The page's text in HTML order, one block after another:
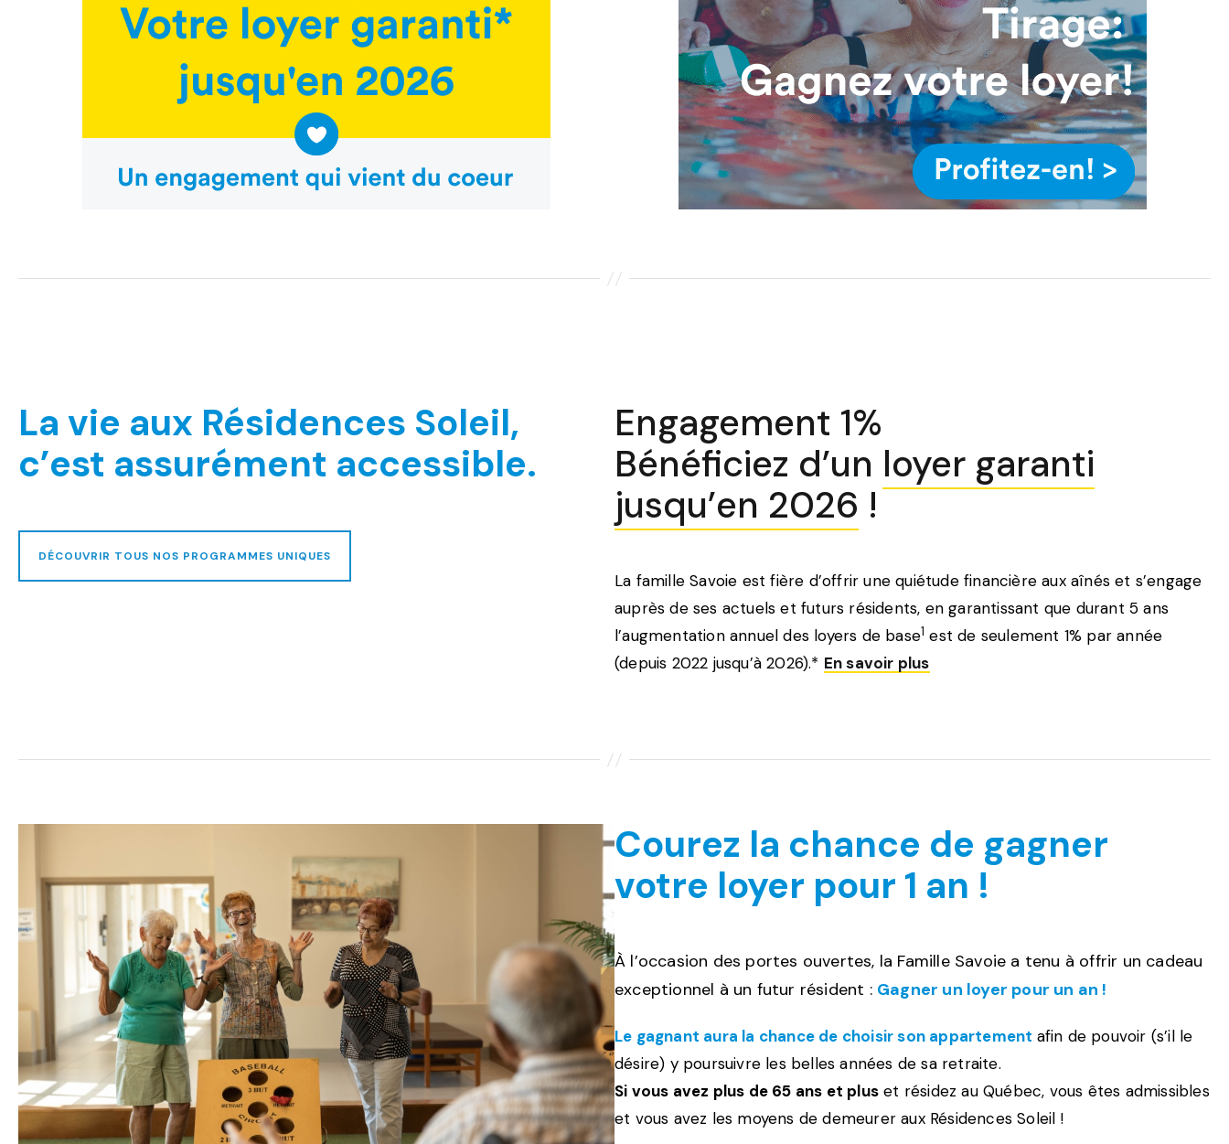
La vie aux Résidences Soleil,
c’est assurément accessible.
DÉCOUVRIR TOUS NOS PROGRAMMES UNIQUES
Engagement 1%
Bénéficiez d’un loyer garanti
jusqu’en 2026 !
La famille Savoie est fière d’offrir une quiétude financière aux aînés et s’engage
auprès de ses actuels et futurs résidents, en garantissant que durant 5 ans
l’augmentation annuel des loyers de base1 est de seulement 1% par année
(depuis 2022 jusqu’à 2026).* En savoir plus
Courez la chance de gagner
votre loyer pour 1 an !
À l’occasion des portes ouvertes, la Famille Savoie a tenu à offrir un cadeau
exceptionnel à un futur résident : Gagner un loyer pour un an !
Le gagnant aura la chance de choisir son appartement afin de pouvoir (s’il le
désire) y poursuivre les belles années de sa retraite.
Si vous avez plus de 65 ans et plus et résidez au Québec, vous êtes admissibles
et vous avez les moyens de demeurer aux Résidences Soleil !